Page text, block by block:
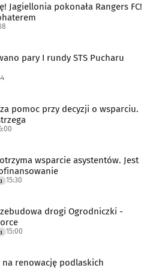
Jagiellonia pokonała Rangers FC!
pary I rundy STS Pucharu
za pomoc przy decyzji o wsparciu.
wsparcie asystentów. Jest
15:30
drogi Ogrodniczki -
15:00
na renowację podlaskich